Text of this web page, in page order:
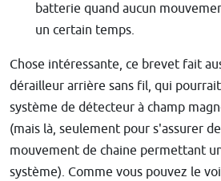
batterie quand aucun
un certain temps.
Chose intéressante, ce brevet fait
dérailleur arrière sans fil, qui
système de détecteur à champ
(mais là, seulement pour s'assurer
mouvement de chaine permettant
système). Comme vous pouvez le